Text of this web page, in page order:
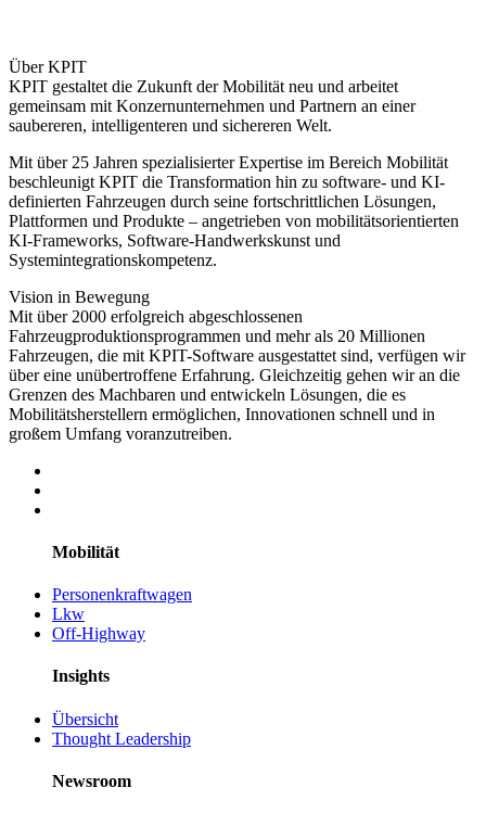
Über KPIT
KPIT gestaltet die Zukunft der Mobilität neu und arbeitet
gemeinsam mit Konzernunternehmen und Partnern an einer
saubereren, intelligenteren und sichereren Welt.
Mit über 25 Jahren spezialisierter Expertise im Bereich Mobilität
beschleunigt KPIT die Transformation hin zu software- und KI-
definierten Fahrzeugen durch seine fortschrittlichen Lösungen,
Plattformen und Produkte – angetrieben von mobilitätsorientierten
KI-Frameworks, Software-Handwerkskunst und
Systemintegrationskompetenz.
Vision in Bewegung
Mit über 2000 erfolgreich abgeschlossenen
Fahrzeugproduktionsprogrammen und mehr als 20 Millionen
Fahrzeugen, die mit KPIT-Software ausgestattet sind, verfügen wir
über eine unübertroffene Erfahrung. Gleichzeitig gehen wir an die
Grenzen des Machbaren und entwickeln Lösungen, die es
Mobilitätsherstellern ermöglichen, Innovationen schnell und in
großem Umfang voranzutreiben.
Mobilität
Personenkraftwagen
Lkw
Off-Highway
Insights
Übersicht
Thought Leadership
Newsroom